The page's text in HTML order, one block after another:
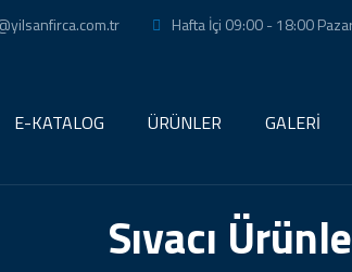
Hafta İçi 09:00 - 18:00
E-KATALOG ÜRÜNLER GALERİ
Sıvacı